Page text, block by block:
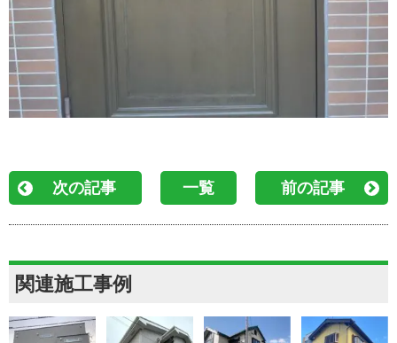
次の記事 一覧 前の記事
関連施工事例